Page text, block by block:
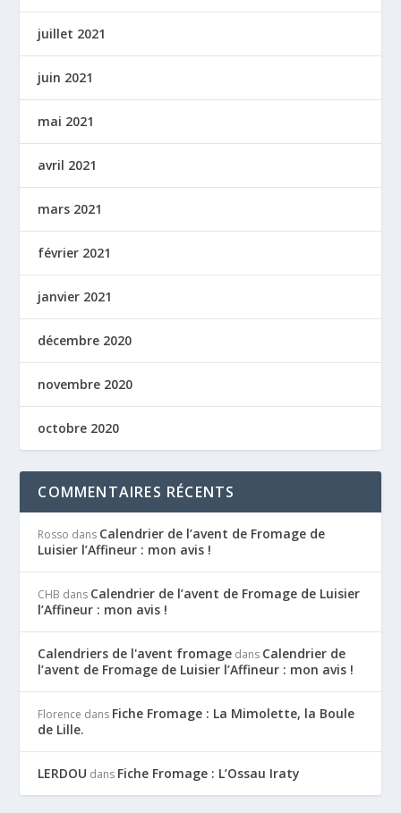
juillet 2021
juin 2021
mai 2021
avril 2021
mars 2021
février 2021
janvier 2021
décembre 2020
novembre 2020
octobre 2020
COMMENTAIRES RÉCENTS
Rosso dans Calendrier de l’avent de Fromage de
Luisier l’Affineur : mon avis !
CHB dans Calendrier de l’avent de Fromage de Luisier
l’Affineur : mon avis !
Calendriers de l'avent fromage dans Calendrier de
l’avent de Fromage de Luisier l’Affineur : mon avis !
Florence dans Fiche Fromage : La Mimolette, la Boule
de Lille.
LERDOU dans Fiche Fromage : L’Ossau Iraty